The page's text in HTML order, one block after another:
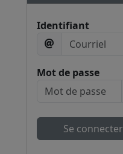
Identifiant
Mot de passe
Se connecter